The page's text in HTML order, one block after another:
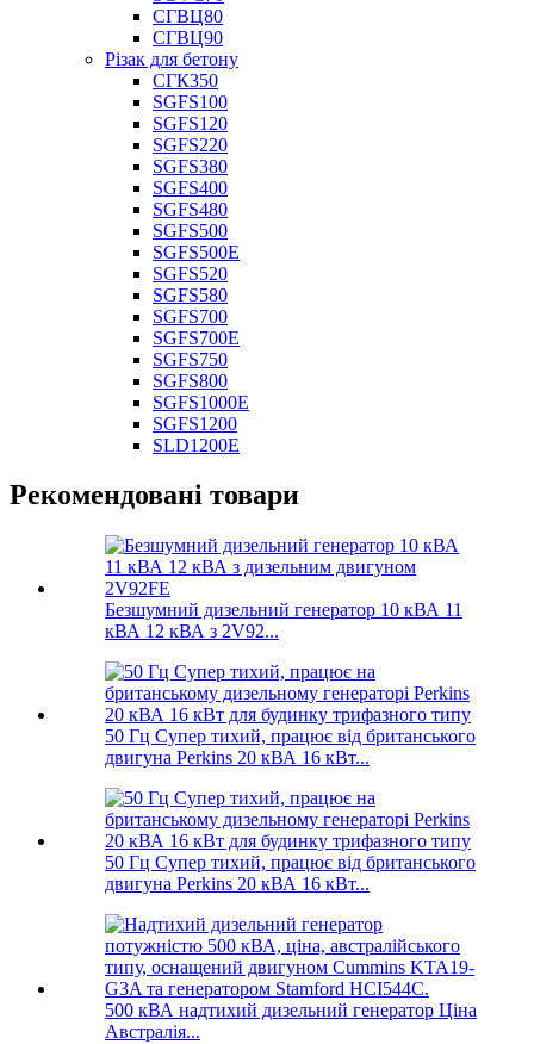
СГВЦ80
СГВЦ90
Різак для бетону
СГК350
SGFS100
SGFS120
SGFS220
SGFS380
SGFS400
SGFS480
SGFS500
SGFS500E
SGFS520
SGFS580
SGFS700
SGFS700E
SGFS750
SGFS800
SGFS1000E
SGFS1200
SLD1200E
Рекомендовані товари
Безшумний дизельний генератор 10 кВА 11
кВА 12 кВА з 2V92...
50 Гц Супер тихий, працює від британського
двигуна Perkins 20 кВА 16 кВт...
50 Гц Супер тихий, працює від британського
двигуна Perkins 20 кВА 16 кВт...
500 кВА надтихий дизельний генератор Ціна
Австралія...